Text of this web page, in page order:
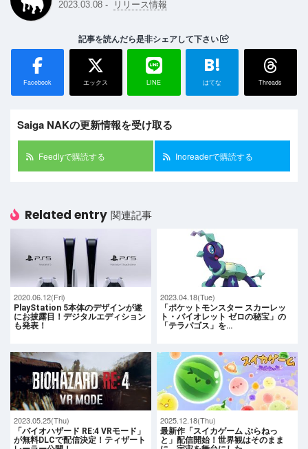
2023.03.08 - リリース情報
記事を読んだら是非シェアして下さい
Facebook エックス LINE
B!
はてな Threads
Saiga NAKの更新情報を受け取る
Feedlyで購読する Inoreaderで購読する
Related entry 関連記事
2020.06.12(Fri)
PlayStation 5本体のデザインが遂
にお披露目！デジタルエディション
も発表！
2023.04.18(Tue)
「ポケットモンスター スカーレッ
ト・バイオレット ゼロの秘宝」の
「テラパゴス」を…
2023.05.25(Thu)
「バイオハザード RE:4 VRモード」
が無料DLCで配信決定！ティザート
2025.12.18(Thu)
最新作「スイカゲーム ぷらねっ
と」配信開始！世界観はそのまま